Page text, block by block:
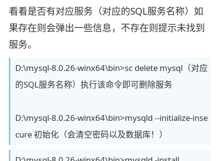
看看是否有对应服务（对应的SQL服务名称）如
果存在则会弹出一些信息，不存在则提示未找到
服务。
D:\mysql-8.0.26-winx64\bin>sc delete mysql（对应
的SQL服务名称）执行该命令即可删除服务
D:\mysql-8.0.26-winx64\bin>mysqld --initialize-inse
cure 初始化（会清空密码以及数据库！）